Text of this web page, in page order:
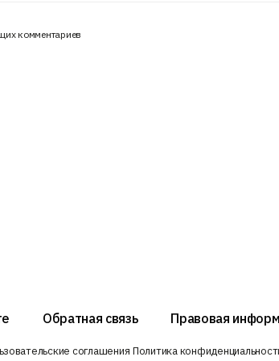
комментариев
Обратная связь Правовая
соглашения Политика